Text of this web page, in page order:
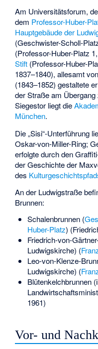
Am Universitätsforum,
dem Professor-Huber-
Hauptgebäude der
(Geschwister-Scholl-
(Professor-Huber-Platz
Stift (Professor-Huber-
1837–1840), allesamt
(1843–1852) gestaltete
der Straße am Übergang
Siegestor liegt die
München.
Die „Sisi“-Unterführung
Oskar-von-Miller-Ring;
erfolgte durch den
der Geschichte der
des
An der Ludwigstraße
Brunnen:
Schalenbrunnen (
Huber-Platz)
Friedrich-von-
Ludwigskirche) (
Leo-von-Klenze-
Ludwigskirche) (
Blütenkelchbrunnen
1961)
Vor- und